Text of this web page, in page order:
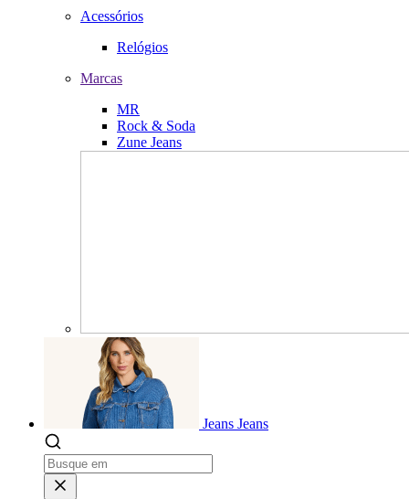
Acessórios
Relógios
Marcas
MR
Rock & Soda
Zune Jeans
Jeans Jeans